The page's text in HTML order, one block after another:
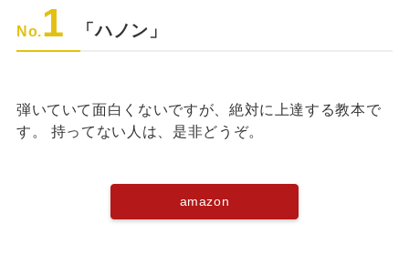
No.1 「ハノン」
弾いていて面白くないですが、絶対に上達する教本で
す。 持ってない人は、是非どうぞ。
amazon